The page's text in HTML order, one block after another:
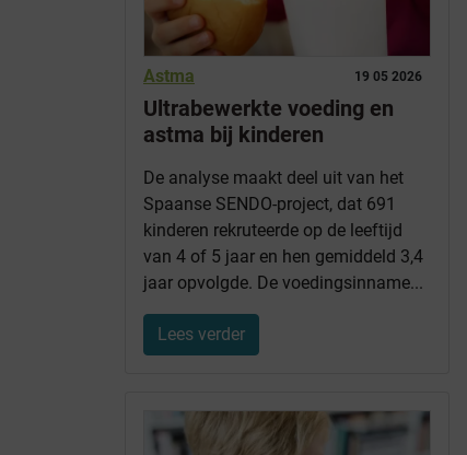
19 05 2026
Astma
Ultrabewerkte voeding en
astma bij kinderen
De analyse maakt deel uit van het
Spaanse SENDO-project, dat 691
kinderen rekruteerde op de leeftijd
van 4 of 5 jaar en hen gemiddeld 3,4
jaar opvolgde. De voedingsinname...
Lees verder